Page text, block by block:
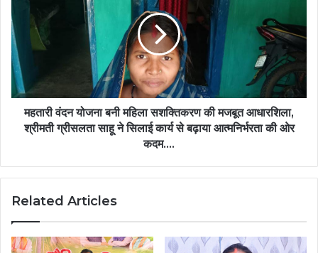
लघु
उद्यम
को
मिल
रहा
सशक्त
मंच,
जीवन
हो
सुधार….
बनी
महिला
सशक्तिकरण
की
मजबूत
आधारशिला,
श्रीमती
ग्रीसलता
सिलाई
से
की
महतारी वंदन योजना बनी महिला सशक्तिकरण की मजबूत आधारशिला,
श्रीमती ग्रीसलता साहू ने सिलाई कार्य से बढ़ाया आत्मनिर्भरता की ओर
कदम….
Related Articles